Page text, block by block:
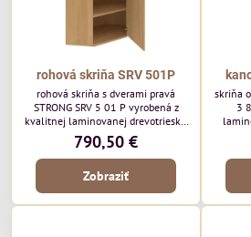
rohová skriňa SRV 501P
rohová skriňa s dverami pravá
STRONG SRV 5 01 P vyrobená z
kvalitnej laminovanej drevotriesky,
ktorú ponúkame v 8 farebných
odtieňoch. Vrchná doska a dno majú
hrúbku 25mm a na prednej strane
je 2mm ABS hrana.
790,50 €
Zobraziť
skriňa
3